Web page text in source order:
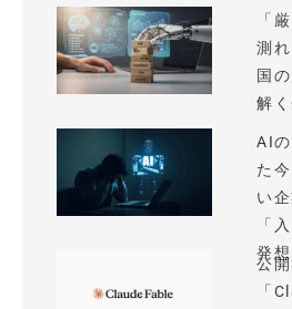
「
測
国
解
AI
た
い
「
発想
公
「